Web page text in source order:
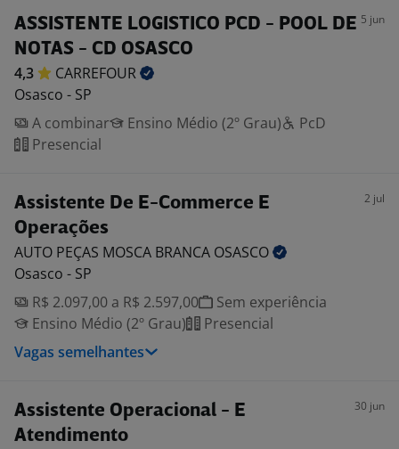
ASSISTENTE LOGISTICO PCD - POOL DE
NOTAS - CD OSASCO
5 jun
4,3
CARREFOUR
Osasco - SP
A combinar
Ensino Médio (2º Grau)
PcD
Presencial
Assistente De E-Commerce E
Operações
2 jul
AUTO PEÇAS MOSCA BRANCA OSASCO
Osasco - SP
R$ 2.097,00 a R$ 2.597,00
Sem experiência
Ensino Médio (2º Grau)
Presencial
Vagas semelhantes
Assistente Operacional - E
Atendimento
30 jun